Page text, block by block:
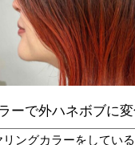
ーで外ハネボブに
リングカラーをしてい